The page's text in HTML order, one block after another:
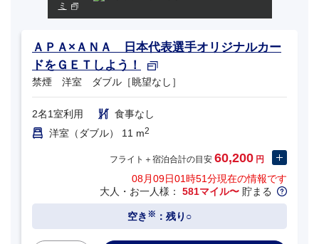
ミ
ＡＰＡ×ＡＮＡ 日本代表選手オリジナルカー
ドをＧＥＴしよう！
禁煙 洋室 ダブル［眺望なし］
2名1室利用
食事なし
洋室（ダブル） 11 m2
フライト＋宿泊合計の目安 60,200 円
08月09日01時51分現在の情報です
大人・お一人様： 581マイル〜 貯まる
空き ※ ：残り○